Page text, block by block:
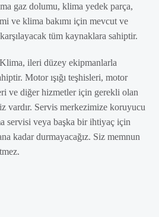
gaz dolumu, klima yedek parça,
ve klima bakımı için mevcut ve
tüm kaynaklara sahiptir.
ileri düzey ekipmanlarla
Motor ışığı teşhisleri, motor
ve diğer hizmetler için gerekli olan
vardır. Servis merkezimize koruyucu
servisi veya başka bir ihtiyaç için
kadar durmayacağız. Siz memnun